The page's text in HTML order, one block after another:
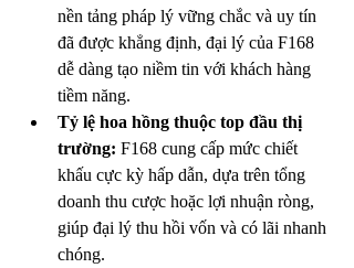
nền tảng pháp lý vững chắc và uy tín
đã được khẳng định, đại lý của F168
dễ dàng tạo niềm tin với khách hàng
tiềm năng.
Tỷ lệ hoa hồng thuộc top đầu thị
trường: F168 cung cấp mức chiết
khấu cực kỳ hấp dẫn, dựa trên tổng
doanh thu cược hoặc lợi nhuận ròng,
giúp đại lý thu hồi vốn và có lãi nhanh
chóng.